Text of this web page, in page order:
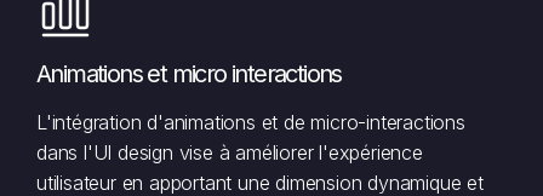
Animations et micro interactions
L'intégration d'animations et de micro-interactions
dans l'UI design vise à améliorer l'expérience
utilisateur en apportant une dimension dynamique et